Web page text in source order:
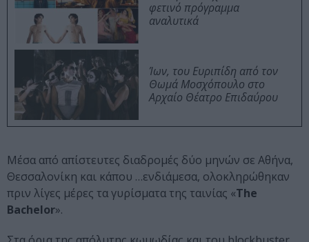
φετινό πρόγραμμα
αναλυτικά
Ίων, του Ευριπίδη από τον
Θωμά Μοσχόπουλο στο
Αρχαίο Θέατρο Επιδαύρου
Μέσα από απίστευτες διαδρομές δύο μηνών σε Αθήνα,
Θεσσαλονίκη και κάπου …ενδιάμεσα, ολοκληρώθηκαν
πριν λίγες μέρες τα γυρίσματα της ταινίας «The
Bachelor».